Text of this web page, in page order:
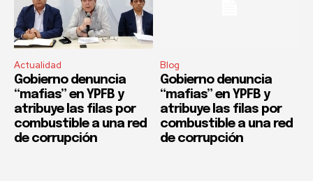
Actualidad
Gobierno denuncia
“mafias” en YPFB y
atribuye las filas por
combustible a una red
de corrupción
Blog
Gobierno denuncia
“mafias” en YPFB y
atribuye las filas por
combustible a una red
de corrupción